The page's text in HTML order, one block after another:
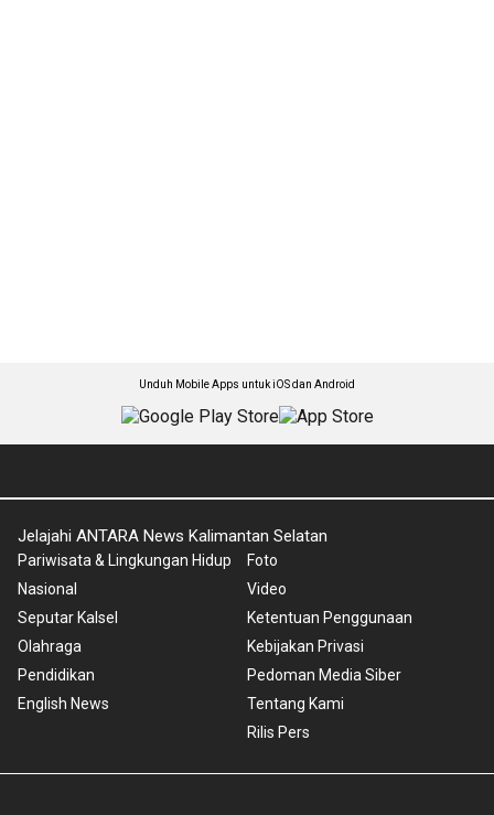
Unduh Mobile Apps untuk iOS dan Android
Jelajahi ANTARA News Kalimantan Selatan
Pariwisata & Lingkungan Hidup
Nasional
Seputar Kalsel
Olahraga
Pendidikan
English News
Foto
Video
Ketentuan Penggunaan
Kebijakan Privasi
Pedoman Media Siber
Tentang Kami
Rilis Pers